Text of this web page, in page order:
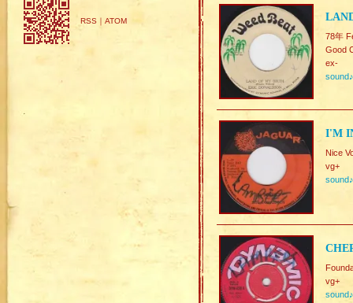
RSS ｜ ATOM
78年
Good
ex-
sound♪
I'M
Nice
vg+
sound♪
vg+
sound♪